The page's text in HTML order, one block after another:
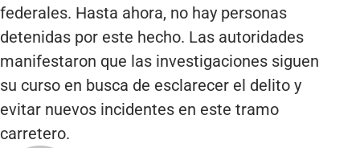
federales. Hasta ahora, no hay personas
detenidas por este hecho. Las autoridades
manifestaron que las investigaciones siguen
su curso en busca de esclarecer el delito y
evitar nuevos incidentes en este tramo
carretero.